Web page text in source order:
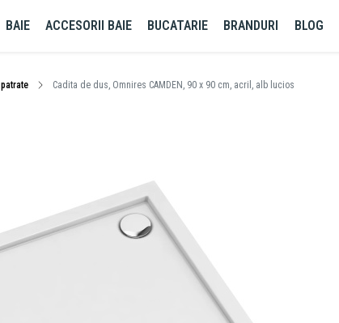
BAIE ACCESORII BAIE BUCATARIE BRANDURI BLOG
Cadita de dus, Omnires CAMDEN, 90 x 90 cm, acril, alb lucios